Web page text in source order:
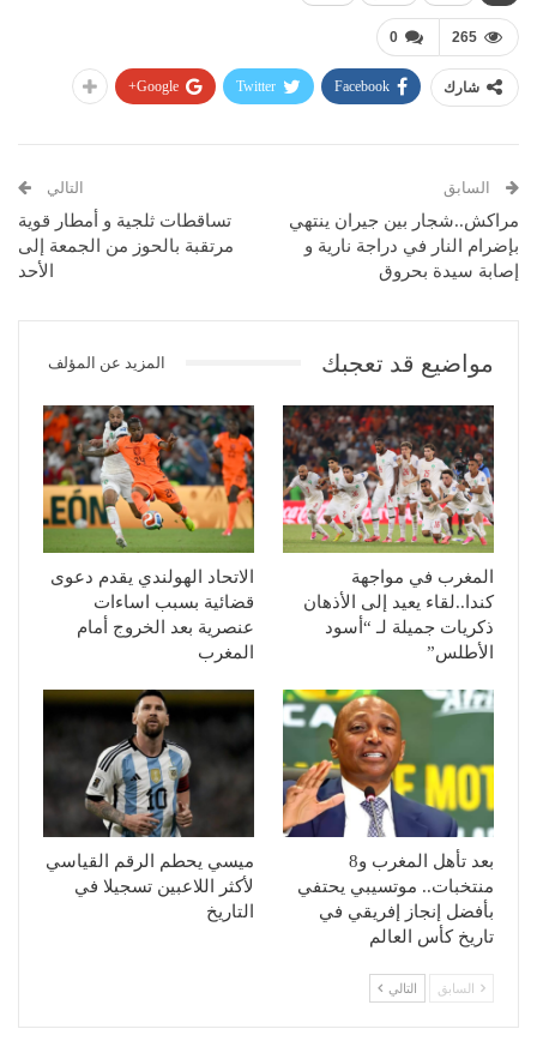
0 265
شارك Facebook
Twitter
Google+
السابق
مراكش..شجار بين جيران ينتهي
بإضرام النار في دراجة نارية و
إصابة سيدة بحروق
التالي
تساقطات ثلجية و أمطار قوية
مرتقبة بالحوز من الجمعة إلى
الأحد
مواضيع قد تعجبك المزيد عن المؤلف
المغرب في مواجهة
كندا..لقاء يعيد إلى الأذهان
ذكريات جميلة لـ “أسود
الأطلس”
الاتحاد الهولندي يقدم دعوى
قضائية بسبب اساءات
عنصرية بعد الخروج أمام
المغرب
بعد تأهل المغرب و8
منتخبات.. موتسيبي يحتفي
بأفضل إنجاز إفريقي في
تاريخ كأس العالم
ميسي يحطم الرقم القياسي
لأكثر اللاعبين تسجيلا في
التاريخ
السابق التالي